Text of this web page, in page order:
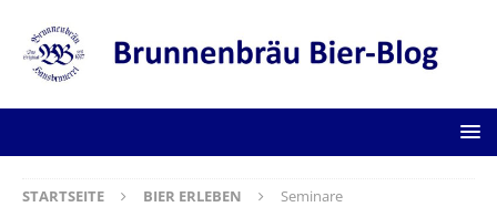
STARTSEITE BIER ERLEBEN Seminare